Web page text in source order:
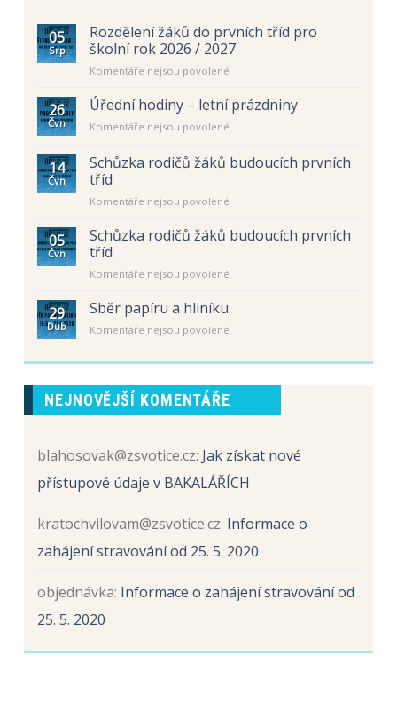
05
Srp
Rozdělení žáků do prvních tříd pro
školní rok 2026 / 2027
Komentáře nejsou povolené
s
názvem
do
rok
26
Čvn
Úřední hodiny – letní prázdniny
Komentáře nejsou povolené
s
názvem
letní
14
Čvn
Schůzka rodičů žáků budoucích prvních
tříd
Komentáře nejsou povolené
s
05
Čvn
Schůzka rodičů žáků budoucích prvních
tříd
Komentáře nejsou povolené
žáků
prvních
tříd
29
Dub
Sběr papíru a hliníku
Komentáře nejsou povolené
s
Sběr
papíru
a
NEJNOVĚJŠÍ KOMENTÁŘE
blahosovak@zsvotice.cz: Jak získat nové
přístupové údaje v BAKALÁŘÍCH
kratochvilovam@zsvotice.cz: Informace o
zahájení stravování od 25. 5. 2020
objednávka: Informace o zahájení stravování od
25. 5. 2020